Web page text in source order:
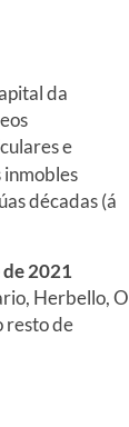
da
e
inmobles
décadas (á
2021
Herbello, O
resto de